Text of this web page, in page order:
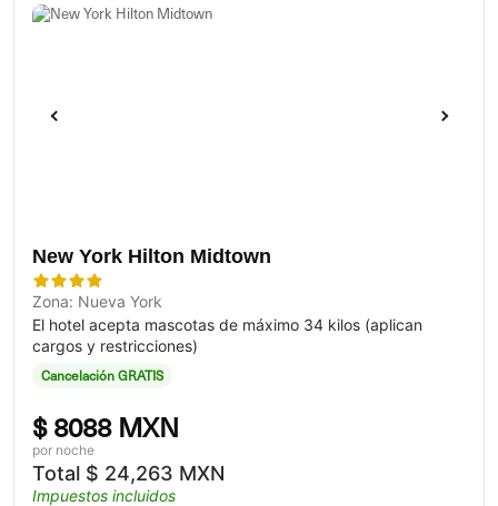
New York Hilton Midtown
Zona: Nueva York
El hotel acepta mascotas de máximo 34 kilos (aplican
cargos y restricciones)
Cancelación GRATIS
$8088 MXN
por noche
Total $ 24,263 MXN
Impuestos incluidos